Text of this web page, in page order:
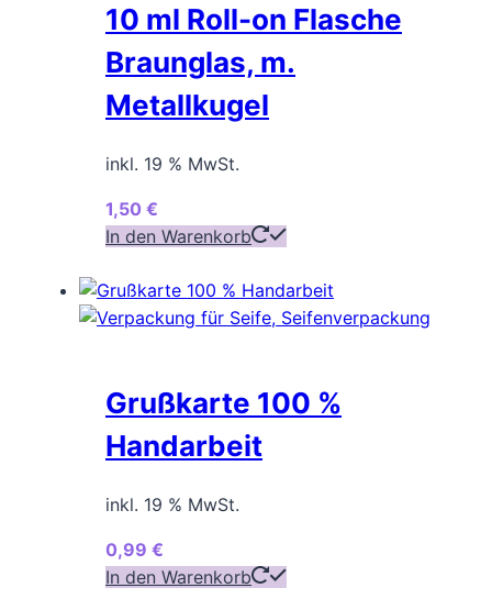
10 ml Roll-on Flasche
Braunglas, m.
Metallkugel
inkl. 19 % MwSt.
1,50 €
In den Warenkorb
Grußkarte 100 %
Handarbeit
inkl. 19 % MwSt.
0,99 €
In den Warenkorb